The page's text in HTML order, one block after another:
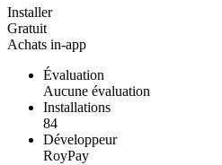
Installer
Gratuit
Achats in-app
Évaluation
Aucune évaluation
Installations
84
Développeur
RoyPay